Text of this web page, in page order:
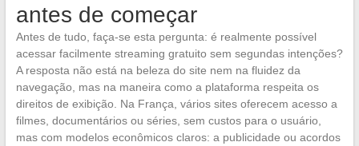
antes de começar
Antes de tudo, faça-se esta pergunta: é realmente possível
acessar facilmente streaming gratuito sem segundas intenções?
A resposta não está na beleza do site nem na fluidez da
navegação, mas na maneira como a plataforma respeita os
direitos de exibição. Na França, vários sites oferecem acesso a
filmes, documentários ou séries, sem custos para o usuário,
mas com modelos econômicos claros: a publicidade ou acordos